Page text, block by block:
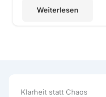
Weiterlesen
Klarheit statt Chaos